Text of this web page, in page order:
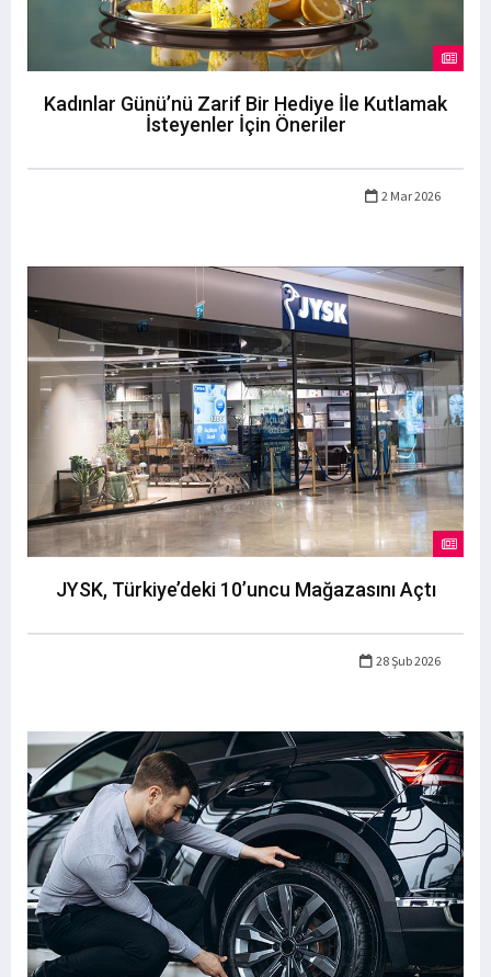
Kadınlar Günü’nü Zarif Bir Hediye İle Kutlamak
İsteyenler İçin Öneriler
2 Mar 2026
JYSK, Türkiye’deki 10’uncu Mağazasını Açtı
28 Şub 2026